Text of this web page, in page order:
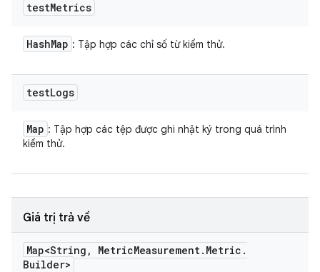
testMetrics
HashMap : Tập hợp các chỉ số từ kiểm thử.
testLogs
Map : Tập hợp các tệp được ghi nhật ký trong quá trình
kiểm thử.
Giá trị trả về
Map<String , MetricMeasurement. Metric .
Builder>